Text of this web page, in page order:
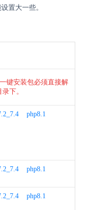
置大一些。
键安装包必须直接解
下。
php8.1
php8.1
php8.1